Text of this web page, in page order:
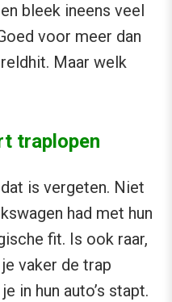
bleek ineens veel
voor meer dan
Maar welk
traplopen
is vergeten. Niet
had met hun
fit. Is ook raar,
vaker de trap
in hun auto’s stapt.